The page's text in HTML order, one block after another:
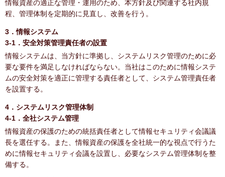
情報資産の適正な管理・運用のため、本方針及び関連する社内規
程、管理体制を定期的に見直し、改善を行う。
3．情報システム
3-1．安全対策管理責任者の設置
情報システムは、当方針に準拠し、システムリスク管理のために必
要な要件を満足しなければならない。当社はこのために情報システ
ムの安全対策を適正に管理する責任者として、システム管理責任者
を設置する。
4．システムリスク管理体制
4-1．全社システム管理
情報資産の保護のための統括責任者として情報セキュリティ会議議
長を選任する。また、情報資産の保護を全社統一的な視点で行うた
めに情報セキュリティ会議を設置し、必要なシステム管理体制を整
備する。